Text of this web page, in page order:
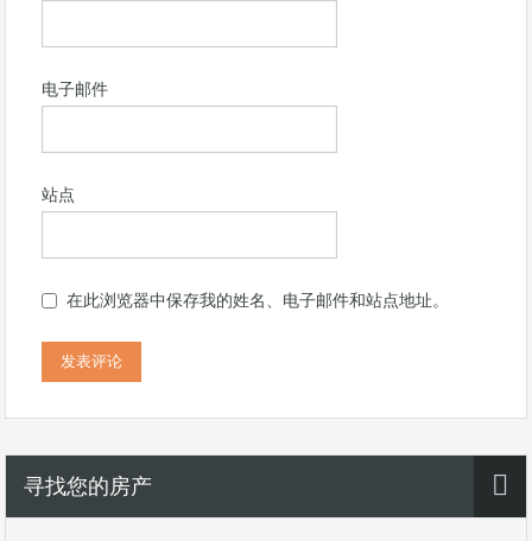
电子邮件
站点
在此浏览器中保存我的姓名、电子邮件和站点地址。
寻找您的房产